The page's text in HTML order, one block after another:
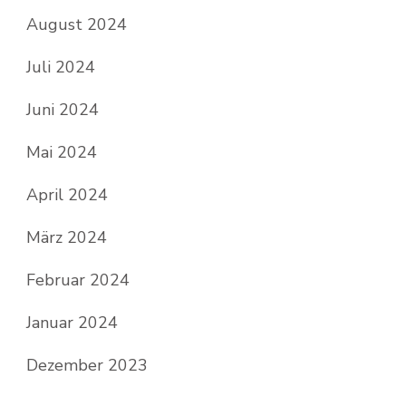
August 2024
Juli 2024
Juni 2024
Mai 2024
April 2024
März 2024
Februar 2024
Januar 2024
Dezember 2023